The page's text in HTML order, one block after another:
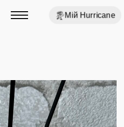
Мій Hurricane